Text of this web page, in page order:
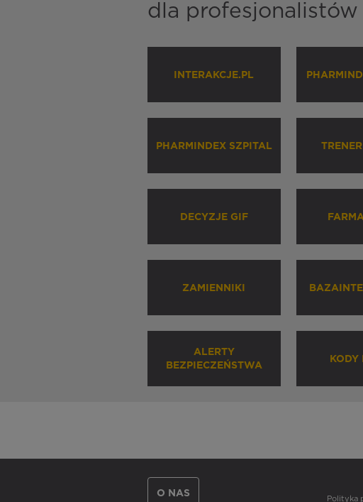
dla
INTERAKCJE.PL
PHARMINDEX SZPITAL
DECYZJE GIF
ZAMIENNIKI
ALERTY
BEZPIECZEŃSTWA
KODY
O NAS
Polityka